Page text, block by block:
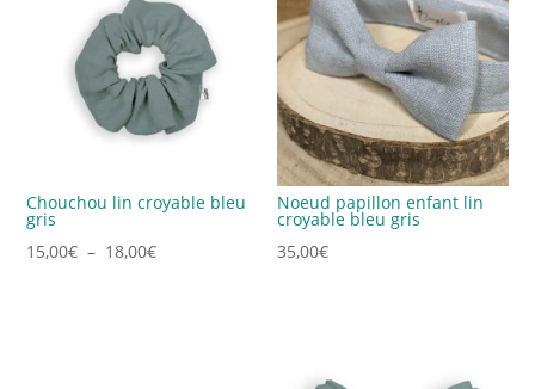
Chouchou lin croyable bleu
gris
15,00€ – 18,00€Plage
Noeud papillon enfant lin
croyable bleu gris
35,00€